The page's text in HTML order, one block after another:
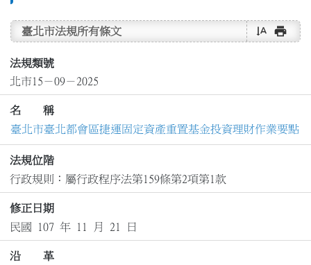
臺北市法規所有條文 text_rotate_vertical print
法規類號
北市15－09－2025
名 稱
臺北市臺北都會區捷運固定資產重置基金投資理財作業要點
法規位階
行政規則：屬行政程序法第159條第2項第1款
修正日期
民國 107 年 11 月 21 日
沿 革